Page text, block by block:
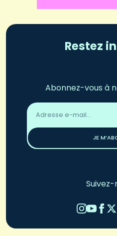
Restez
Abonnez-vous à
Adresse
email
JE
Suivez-